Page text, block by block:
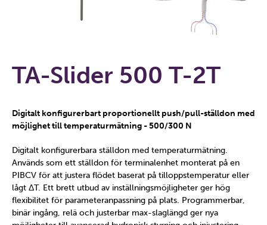
TA-Slider 500 T-2T
Digitalt konfigurerbart proportionellt push/pull-ställdon med
möjlighet till temperaturmätning - 500/300 N
Digitalt konfigurerbara ställdon med temperaturmätning.
Används som ett ställdon för terminalenhet monterat på en
PIBCV för att justera flödet baserat på tilloppstemperatur eller
lågt ΔT. Ett brett utbud av inställningsmöjligheter ger hög
flexibilitet för parameteranpassning på plats. Programmerbar,
binär ingång, relä och justerbar max-slaglängd ger nya